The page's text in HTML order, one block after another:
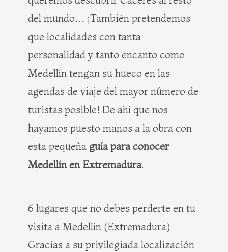
del mundo… ¡También pretendemos
que localidades con tanta
personalidad y tanto encanto como
Medellín tengan su hueco en las
agendas de viaje del mayor número de
turistas posible! De ahí que nos
hayamos puesto manos a la obra con
esta pequeña guía para conocer
Medellín en Extremadura.
6 lugares que no debes perderte en tu
visita a Medellín (Extremadura)
Gracias a su privilegiada localización